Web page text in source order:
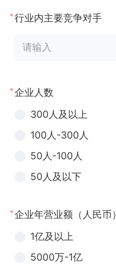
*行业内主要竞争对手
*企业人数
300人及以上
100人-300人
50人-100人
50人及以下
*企业年营业额（人民币）
1亿及以上
5000万-1亿